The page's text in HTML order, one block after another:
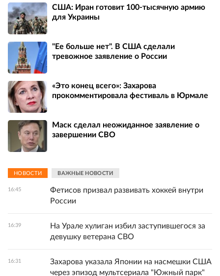
США: Иран готовит 100-тысячную армию
для Украины
"Ее больше нет". В США сделали
тревожное заявление о России
«Это конец всего»: Захарова
прокомментировала фестиваль в Юрмале
Маск сделал неожиданное заявление о
завершении СВО
НОВОСТИ ВАЖНЫЕ НОВОСТИ
16:45
Фетисов призвал развивать хоккей внутри
России
16:39
На Урале хулиган избил заступившегося за
девушку ветерана СВО
16:31
Захарова указала Японии на насмешки США
через эпизод мультсериала "Южный парк"